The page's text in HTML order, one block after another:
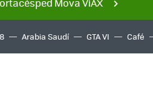
Arabia Saudí GTA VI Café